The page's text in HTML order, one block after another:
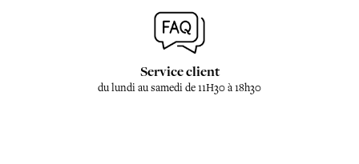
Service client
du lundi au samedi de 11H30 à 18h30